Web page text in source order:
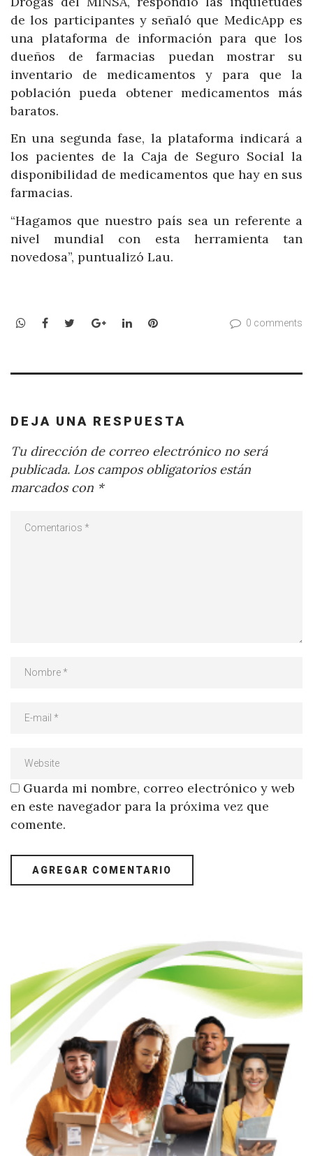
de los participantes y señaló que MedicApp es
una plataforma de información para que los
dueños de farmacias puedan mostrar su
inventario de medicamentos y para que la
población pueda obtener medicamentos más
baratos.
En una segunda fase, la plataforma indicará a
los pacientes de la Caja de Seguro Social la
disponibilidad de medicamentos que hay en sus
farmacias.
“Hagamos que nuestro país sea un referente a
nivel mundial con esta herramienta tan
novedosa”, puntualizó Lau.
WhatsApp
Facebook
TwitterGoogle+LinkedInPinterest 0 comments
DEJA UNA RESPUESTA
Tu dirección de correo electrónico no será
publicada. Los campos obligatorios están
marcados con *
Guarda mi nombre, correo electrónico y web
en este navegador para la próxima vez que
comente.